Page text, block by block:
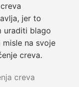
jer to
uraditi blago
na svoje
creva.
creva